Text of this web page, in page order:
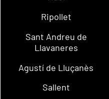
Ripollet
Sant Andreu de
Llavaneres
Agustí de Lluçanès
Sallent